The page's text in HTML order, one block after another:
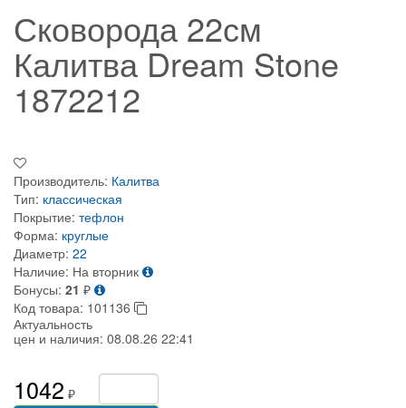
Сковорода 22см
Калитва Dream Stone
1872212
Производитель: Калитва
Тип: классическая
Покрытие: тефлон
Форма: круглые
Диаметр: 22
Наличие: На вторник
Бонусы: 21 ₽
Код товара: 101136
Актуальность
цен и наличия: 08.08.26 22:41
1042 ₽